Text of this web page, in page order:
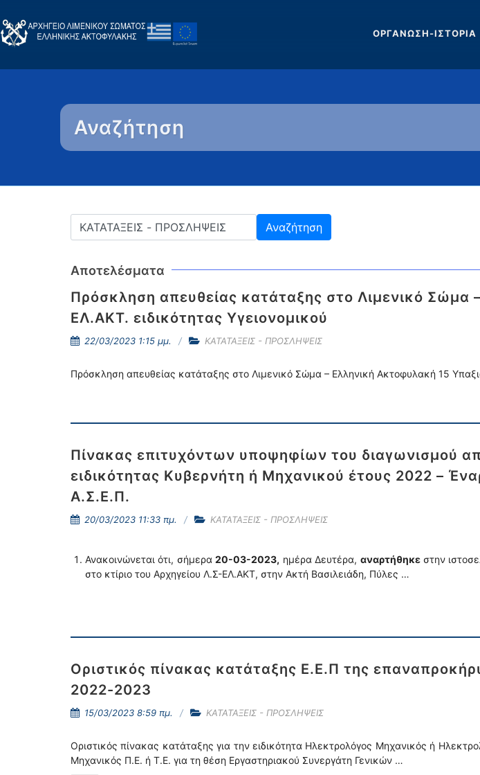
ΟΡΓΑΝΩΣΗ-ΙΣΤΟΡΙΑ
Αναζήτηση
Αποτελέσματα
Πρόσκληση απευθείας κατάταξης στο Λιμενικό
ΕΛ.ΑΚΤ. ειδικότητας Υγειονομικού
22/03/2023 1:15 μμ. ΚΑΤΑΤΑΞΕΙΣ - ΠΡΟΣΛΗΨΕΙΣ
Πρόσκληση απευθείας κατάταξης στο Λιμενικό Σώμα – Ελληνική Ακτοφυλακή 15
Πίνακας επιτυχόντων υποψηφίων του διαγωνισμού
ειδικότητας Κυβερνήτη ή Μηχανικού έτους 2022 –
Α.Σ.Ε.Π.
20/03/2023 11:33 πμ. ΚΑΤΑΤΑΞΕΙΣ - ΠΡΟΣΛΗΨΕΙΣ
Ανακοινώνεται ότι, σήμερα20-03-2023, ημέρα Δευτέρα, αναρτήθηκεστην
στο κτίριο του Αρχηγείου Λ.Σ-ΕΛ.ΑΚΤ, στην Ακτή Βασιλειάδη, Πύλες …
Οριστικός πίνακας κατάταξης Ε.Ε.Π της
2022-2023
15/03/2023 8:59 πμ. ΚΑΤΑΤΑΞΕΙΣ - ΠΡΟΣΛΗΨΕΙΣ
Οριστικός πίνακας κατάταξης για την ειδικότητα Ηλεκτρολόγος Μηχανικός ή
Μηχανικός Π.Ε. ή Τ.Ε. για τη θέση Εργαστηριακού Συνεργάτη Γενικών …